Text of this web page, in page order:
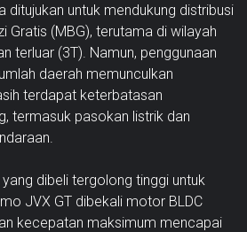
ditujukan untuk mendukung distribusi
Gratis (MBG), terutama di wilayah
terluar (3T). Namun, penggunaan
daerah memunculkan
terdapat keterbatasan
termasuk pasokan listrik dan
dibeli tergolong tinggi untuk
JVX GT dibekali motor BLDC
kecepatan maksimum mencapai